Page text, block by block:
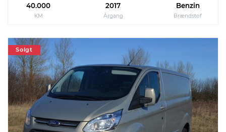
40.000
KM
2017
Årgang
Benzin
Brændstof
Solgt